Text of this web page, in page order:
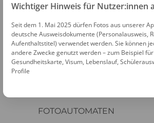
FOTOAUTOMATEN
Wichtiger Hinweis für Nutzer:innen
Seit dem 1. Mai 2025 dürfen Fotos aus unserer
deutsche Ausweisdokumente (Personalausweis,
Aufenthaltstitel) verwendet werden. Sie können
andere Zwecke genutzt werden – zum Beispiel
Gesundheitskarte, Visum, Lebenslauf,
Profile